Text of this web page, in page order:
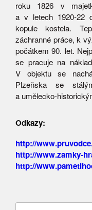
roku 1826 v
a v letech 1920-22
kopule kostela.
záchranné práce, k
počátkem 90. let.
se pracuje na
V objektu se
Plzeňska se
a umělecko-
Odkazy:
http://
http://www.zamky-
http://